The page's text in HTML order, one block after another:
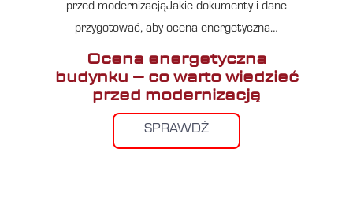
przed modernizacjąJakie dokumenty i dane
przygotować, aby ocena energetyczna…
Ocena energetyczna
budynku – co warto wiedzieć
przed modernizacją
SPRAWDŹ